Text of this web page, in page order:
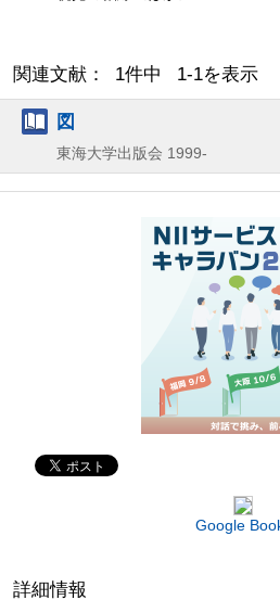
関連文献： 1件中 1-1を表示
図
東海大学出版会 1999-
Google
詳細情報